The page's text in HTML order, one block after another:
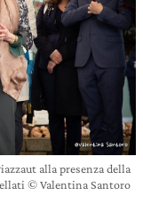
alla presenza della
© Valentina Santoro